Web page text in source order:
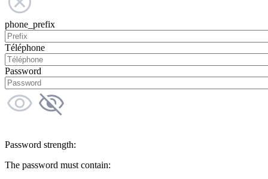
phone_prefix
Téléphone
Password
Password strength:
The password must contain: